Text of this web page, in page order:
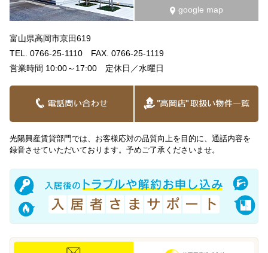
google map
富山県高岡市京田619
TEL. 0766-25-1110 FAX. 0766-25-1119
営業時間 10:00～17:00 定休日／水曜日
光陽興産賃貸部門では、お客様応対の品質向上を目的に、通話内容を
録音させていただいております。予めご了承くださいませ。